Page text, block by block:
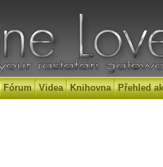
Fórum Videa Knihovna Přehled